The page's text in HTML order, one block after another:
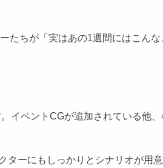
ちが「実はあの1週間にはこんな
イベントCGが追加されている他
ーにもしっかりとシナリオが用